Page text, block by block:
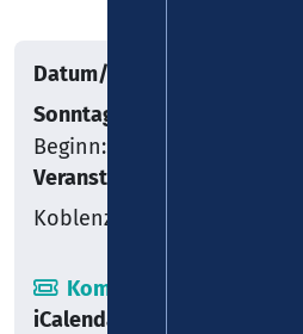
Datum/Uhrzeit
Sonntag, 20.09.2026
Beginn: 19:00
Veranstaltungsort
Koblenz
Kombiticket
iCalendar